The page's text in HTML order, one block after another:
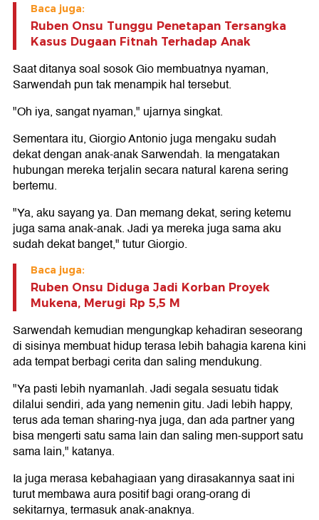
Baca juga:
Ruben Onsu Tunggu Penetapan Tersangka
Kasus Dugaan Fitnah Terhadap Anak
Saat ditanya soal sosok Gio membuatnya nyaman,
Sarwendah pun tak menampik hal tersebut.
"Oh iya, sangat nyaman," ujarnya singkat.
Sementara itu, Giorgio Antonio juga mengaku sudah
dekat dengan anak-anak Sarwendah. Ia mengatakan
hubungan mereka terjalin secara natural karena sering
bertemu.
"Ya, aku sayang ya. Dan memang dekat, sering ketemu
juga sama anak-anak. Jadi ya mereka juga sama aku
sudah dekat banget," tutur Giorgio.
Baca juga:
Ruben Onsu Diduga Jadi Korban Proyek
Mukena, Merugi Rp 5,5 M
Sarwendah kemudian mengungkap kehadiran seseorang
di sisinya membuat hidup terasa lebih bahagia karena kini
ada tempat berbagi cerita dan saling mendukung.
"Ya pasti lebih nyamanlah. Jadi segala sesuatu tidak
dilalui sendiri, ada yang nemenin gitu. Jadi lebih happy,
terus ada teman sharing-nya juga, dan ada partner yang
bisa mengerti satu sama lain dan saling men-support satu
sama lain," katanya.
Ia juga merasa kebahagiaan yang dirasakannya saat ini
turut membawa aura positif bagi orang-orang di
sekitarnya, termasuk anak-anaknya.